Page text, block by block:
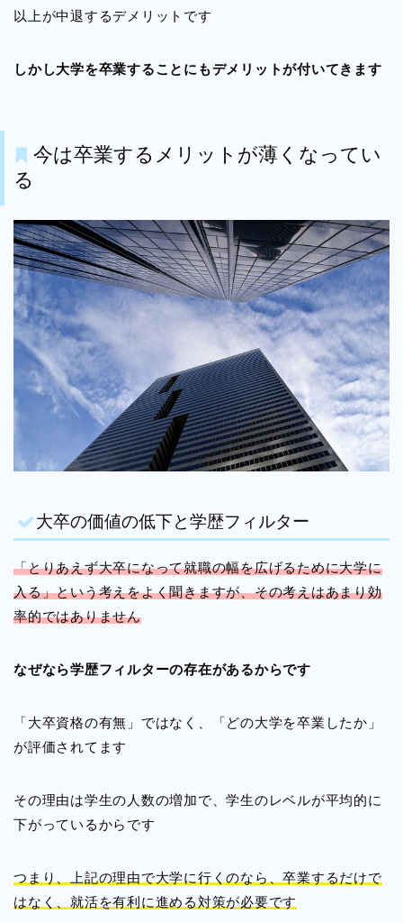
以上が中退するデメリットです
しかし大学を卒業することにもデメリットが付いてきます
今は卒業するメリットが薄くなってい
る
大卒の価値の低下と学歴フィルター
「とりあえず大卒になって就職の幅を広げるために大学に
入る」という考えをよく聞きますが、その考えはあまり効
率的ではありません
なぜなら学歴フィルターの存在があるからです
「大卒資格の有無」ではなく、「どの大学を卒業したか」
が評価されてます
その理由は学生の人数の増加で、学生のレベルが平均的に
下がっているからです
つまり、上記の理由で大学に行くのなら、卒業するだけで
はなく、就活を有利に進める対策が必要です